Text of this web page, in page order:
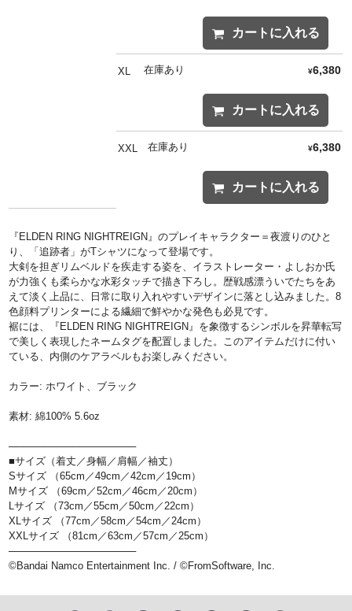
カートに入れる
XL 在庫あり ¥6,380
カートに入れる
XXL 在庫あり ¥6,380
カートに入れる
『ELDEN RING NIGHTREIGN』のプレイキャラクター＝夜渡りのひと
り、「追跡者」がTシャツになって登場です。
大剣を担ぎリムベルドを疾走する姿を、イラストレーター・よしおか氏
が力強くも柔らかな水彩タッチで描き下ろし。歴戦感漂ういでたちをあ
えて淡く上品に、日常に取り入れやすいデザインに落とし込みました。8
色顔料プリンターによる繊細で鮮やかな発色も必見です。
裾には、『ELDEN RING NIGHTREIGN』を象徴するシンボルを昇華転写
で美しく表現したネームタグを配置しました。このアイテムだけに付い
ている、内側のケアラベルもお楽しみください。
カラー: ホワイト、ブラック
素材: 綿100% 5.6oz
──────────────────
■サイズ（着丈／身幅／肩幅／袖丈）
Sサイズ （65cm／49cm／42cm／19cm）
Mサイズ （69cm／52cm／46cm／20cm）
Lサイズ （73cm／55cm／50cm／22cm）
XLサイズ （77cm／58cm／54cm／24cm）
XXLサイズ （81cm／63cm／57cm／25cm）
──────────────────
©Bandai Namco Entertainment Inc. / ©FromSoftware, Inc.